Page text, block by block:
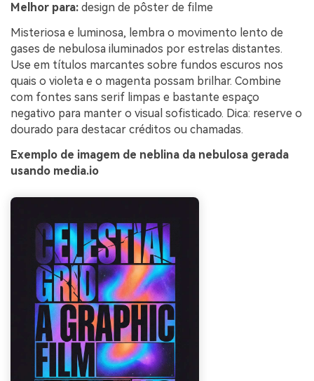
Melhor para: design de pôster de filme
Misteriosa e luminosa, lembra o movimento lento de
gases de nebulosa iluminados por estrelas distantes.
Use em títulos marcantes sobre fundos escuros nos
quais o violeta e o magenta possam brilhar. Combine
com fontes sans serif limpas e bastante espaço
negativo para manter o visual sofisticado. Dica: reserve o
dourado para destacar créditos ou chamadas.
Exemplo de imagem de neblina da nebulosa gerada
usando media.io